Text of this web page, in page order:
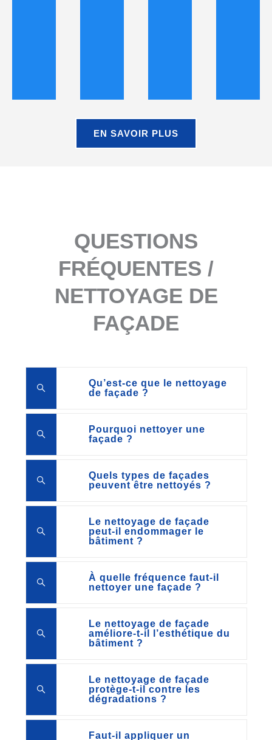
EN SAVOIR PLUS
QUESTIONS
FRÉQUENTES /
NETTOYAGE DE
FAÇADE
Qu’est-ce que le nettoyage
de façade ?
Pourquoi nettoyer une
façade ?
Quels types de façades
peuvent être nettoyés ?
Le nettoyage de façade
peut-il endommager le
bâtiment ?
À quelle fréquence faut-il
nettoyer une façade ?
Le nettoyage de façade
améliore-t-il l’esthétique du
bâtiment ?
Le nettoyage de façade
protège-t-il contre les
dégradations ?
Faut-il appliquer un